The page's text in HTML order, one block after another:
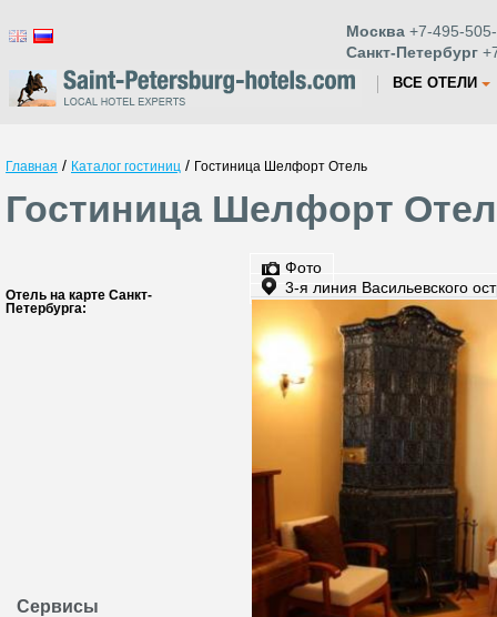
Москва +7-495-
Санкт-Петербург
ВСЕ ОТЕЛИ
Главная / Каталог гостиниц / Гостиница Шелфорт Отель
Гостиница Шелфорт
Отель на карте Санкт-
Петербурга:
Сервисы
Фото
3-я линия Васильевского